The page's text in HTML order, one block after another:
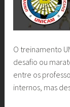
O treinamento
desafio ou
entre os
internos, mas